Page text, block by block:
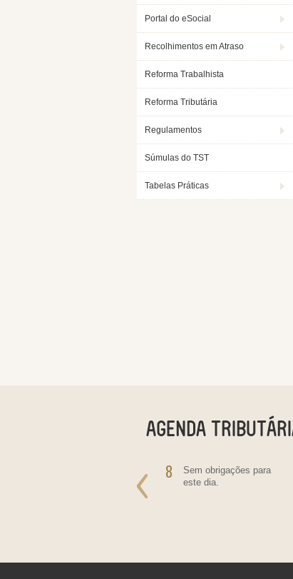
Portal do eSocial
Recolhimentos em Atraso
Reforma Trabalhista
Reforma Tributária
Regulamentos
Súmulas do TST
Tabelas Práticas
8
Sem obrigações para
este dia.